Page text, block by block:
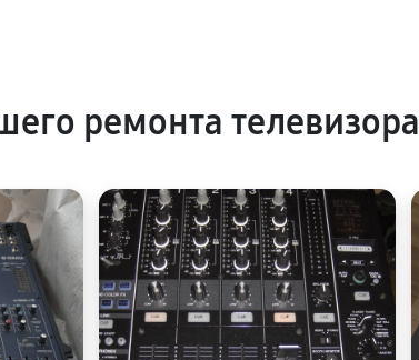
ремонта телевизора